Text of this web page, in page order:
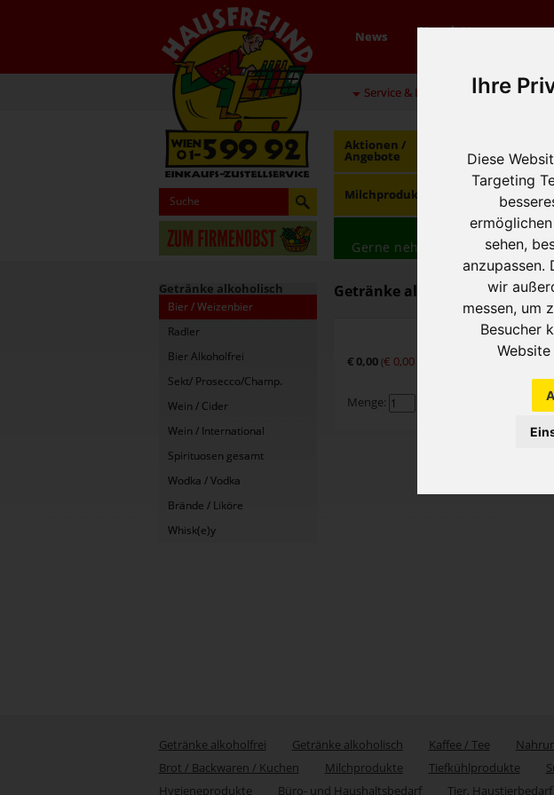
Ihre
Diese
Targeting
sehen,
anzupassen.
wir
messen, um
Besucher
News Newsletter
Service & Infos 01 / 599 92
Aktionen /
Angebote alkoholfrei
Milchprodukte
Wir haben
Gerne nehmen wir Ihre
Getränke alkoholisch
Bier / Weizenbier
Radler
Bier Alkoholfrei
Sekt/ Prosecco/Champ.
Wein / Cider
Wein / International
Spirituosen gesamt
Wodka / Vodka
Brände / Liköre
Whisk(e)y
Getränke alkoholisch - Bier /
€ 0,00 (€ 0,00
Menge:
Getränke alkoholfrei Getränke alkoholisch Kaffee / Tee
Brot / Backwaren / Kuchen
Milchprodukte Tiefkühlprodukte
Hygieneprodukte
Büro- und Haushaltsbedarf Tier, Haustierbedarf